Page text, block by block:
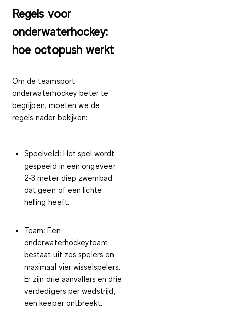
Regels voor
onderwaterhockey:
hoe octopush werkt
Om de teamsport
onderwaterhockey beter te
begrijpen, moeten we de
regels nader bekijken:
Speelveld: Het spel wordt
gespeeld in een ongeveer
2-3 meter diep zwembad
dat geen of een lichte
helling heeft.
Team:Een
onderwaterhockeyteam
bestaat uit zes spelers en
maximaal vier wisselspelers.
Er zijn drie aanvallers en drie
verdedigers per wedstrijd,
een keeper ontbreekt.